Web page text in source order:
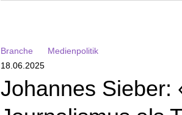
Branche
Medienpolitik
18.06.2025
Johannes Sieber: